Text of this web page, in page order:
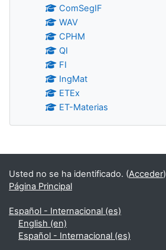
ComSegIF
WAV
CPHM
QI
FI
IngMat
ETEx
ET-Materias
Bloques
Usted no se ha identificado. (Acceder)
Página Principal
Español - Internacional ‎(es)‎
English ‎(en)‎
Español - Internacional ‎(es)‎